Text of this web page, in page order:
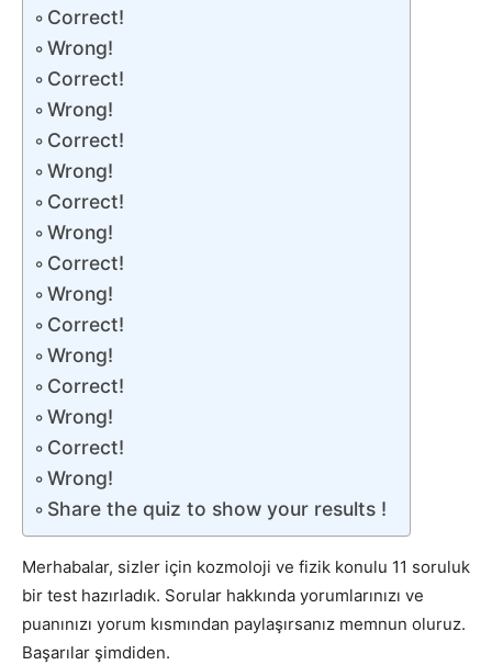
Correct!
Wrong!
Correct!
Wrong!
Correct!
Wrong!
Correct!
Wrong!
Correct!
Wrong!
Correct!
Wrong!
Correct!
Wrong!
Correct!
Wrong!
Share the quiz to show your results !
Merhabalar, sizler için kozmoloji ve fizik konulu 11 soruluk
bir test hazırladık. Sorular hakkında yorumlarınızı ve
puanınızı yorum kısmından paylaşırsanız memnun oluruz.
Başarılar şimdiden.